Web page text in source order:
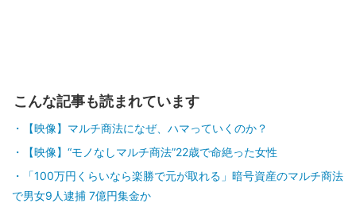
こんな記事も読まれています
【映像】マルチ商法になぜ、ハマっていくのか？
【映像】“モノなしマルチ商法”22歳で命絶った女性
「100万円くらいなら楽勝で元が取れる」暗号資産のマルチ商法
で男女9人逮捕 7億円集金か